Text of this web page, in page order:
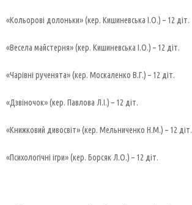
«Кольорові долоньки» (кер. Кишиневська І.О.) – 12 діт.
«Весела майстерня» (кер. Кишиневська І.О.) – 12 діт.
«Чарівні рученята» (кер. Москаленко В.Г.) – 12 діт.
«Дзвіночок» (кер. Павлова Л.І.) – 12 діт.
«Книжковий дивосвіт» (кер. Мельниченко Н.М.) – 12 діт.
«Психологічні ігри» (кер. Борсяк Л.О.) – 12 діт.